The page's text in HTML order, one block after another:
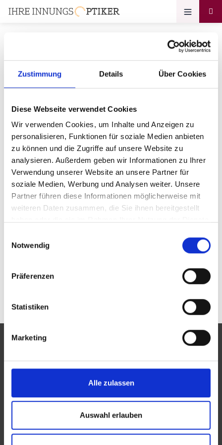
Zustimmung Details Über Cookies
Diese Webseite verwendet Cookies
Wir verwenden Cookies, um Inhalte und Anzeigen zu
personalisieren, Funktionen für soziale Medien anbieten
zu können und die Zugriffe auf unsere Website zu
analysieren. Außerdem geben wir Informationen zu Ihrer
Verwendung unserer Website an unsere Partner für
soziale Medien, Werbung und Analysen weiter. Unsere
Partner führen diese Informationen möglicherweise mit
weiteren Daten zusammen, die Sie ihnen bereitgestellt
Notwendig
Präferenzen
Statistiken
Marketing
Alle zulassen
Auswahl erlauben
Ihr Zugang zum
Fielmann AG & Co. OHG
Bitte geben Sie Ihr Passwort ein:
allgemeinen Suche.
Eine Aktion des Zentralverbandes der Augenoptiker und
Der ZVA ist ein Bundesinnungsverband, seine Mitglieder
sind die Landesinnungsverbände und Landesinnungen
des Augenoptikerhandwerks.